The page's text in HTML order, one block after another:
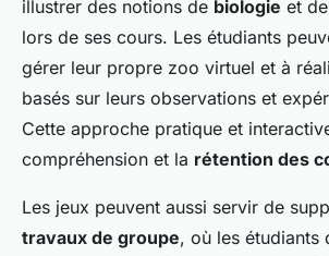
illustrer des notions de biologie et de
lors de ses cours. Les étudiants
gérer leur propre zoo virtuel et à
basés sur leurs observations et
Cette approche pratique et
compréhension et la rétention des
Les jeux peuvent aussi servir de
travaux de groupe, où les étudiants